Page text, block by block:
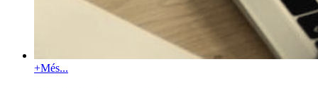
+Més...